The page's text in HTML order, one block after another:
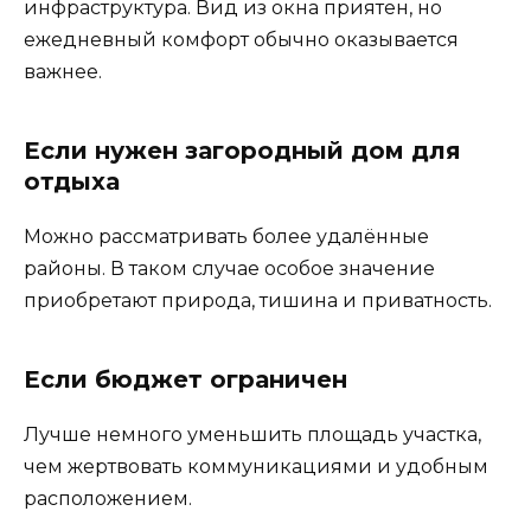
инфраструктура. Вид из окна приятен, но
ежедневный комфорт обычно оказывается
важнее.
Если нужен загородный дом для
отдыха
Можно рассматривать более удалённые
районы. В таком случае особое значение
приобретают природа, тишина и приватность.
Если бюджет ограничен
Лучше немного уменьшить площадь участка,
чем жертвовать коммуникациями и удобным
расположением.